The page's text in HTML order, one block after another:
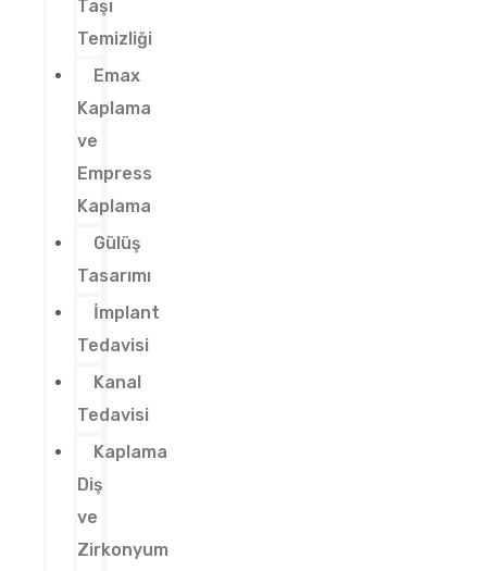
Taşı
Temizliği
Emax
Kaplama
ve
Empress
Kaplama
Gülüş
Tasarımı
İmplant
Tedavisi
Kanal
Tedavisi
Kaplama
Diş
ve
Zirkonyum